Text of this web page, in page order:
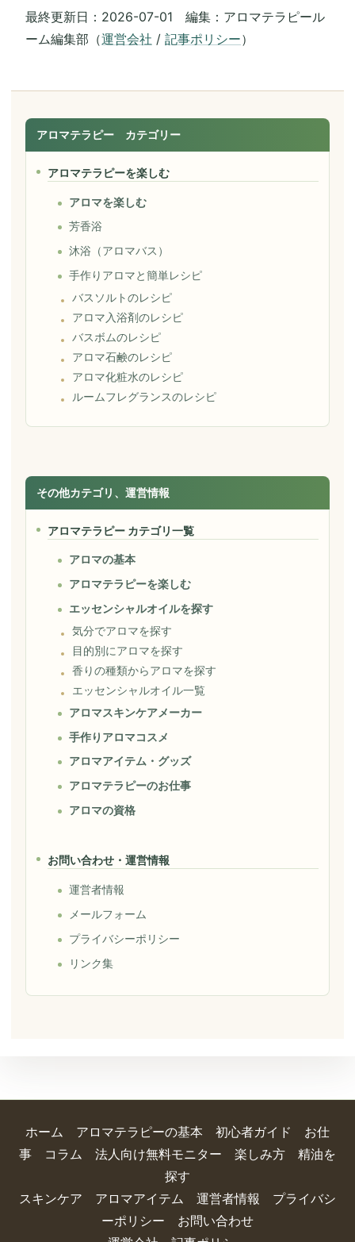
最終更新日：2026-07-01 編集：アロマテラピール
ーム編集部（運営会社 / 記事ポリシー）
アロマテラピー カテゴリー
アロマテラピーを楽しむ
アロマを楽しむ
芳香浴
沐浴（アロマバス）
手作りアロマと簡単レシピ
バスソルトのレシピ
アロマ入浴剤のレシピ
バスボムのレシピ
アロマ石鹸のレシピ
アロマ化粧水のレシピ
ルームフレグランスのレシピ
その他カテゴリ、運営情報
アロマテラピー カテゴリ一覧
アロマの基本
アロマテラピーを楽しむ
エッセンシャルオイルを探す
気分でアロマを探す
目的別にアロマを探す
香りの種類からアロマを探す
エッセンシャルオイル一覧
アロマスキンケアメーカー
手作りアロマコスメ
アロマアイテム・グッズ
アロマテラピーのお仕事
アロマの資格
お問い合わせ・運営情報
運営者情報
メールフォーム
プライバシーポリシー
リンク集
ホーム アロマテラピーの基本 初心者ガイド
お仕
事
コラム 法人向け無料モニター 楽しみ方
精油を
探す
スキンケア
アロマアイテム 運営者情報
プライバシ
ーポリシー
お問い合わせ